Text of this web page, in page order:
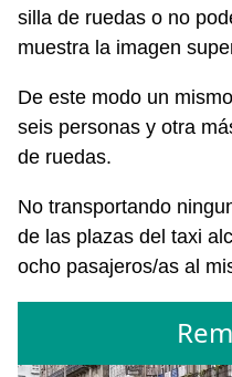
silla de ruedas o no
muestra la imagen
De este modo un
seis personas y otra
de ruedas.
No transportando
de las plazas del taxi
ocho pasajeros/as al